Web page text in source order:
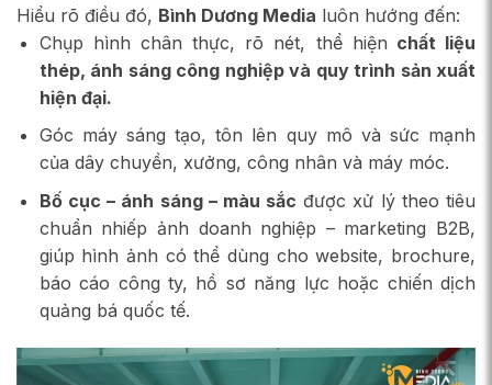
Hiểu rõ điều đó, Bình Dương Media luôn hướng đến:
Chụp hình chân thực, rõ nét, thể hiện chất liệu
thép, ánh sáng công nghiệp và quy trình sản xuất
hiện đại.
Góc máy sáng tạo, tôn lên quy mô và sức mạnh
của dây chuyền, xưởng, công nhân và máy móc.
Bố cục – ánh sáng – màu sắc được xử lý theo tiêu
chuẩn nhiếp ảnh doanh nghiệp – marketing B2B,
giúp hình ảnh có thể dùng cho website, brochure,
báo cáo công ty, hồ sơ năng lực hoặc chiến dịch
quảng bá quốc tế.